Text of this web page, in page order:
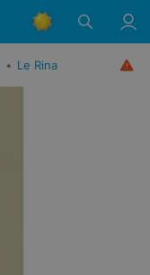
• Le Rina